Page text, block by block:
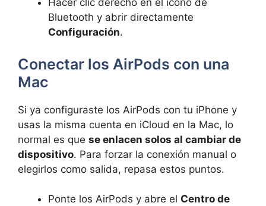
Hacer clic derecho en el icono de
Bluetooth y abrir directamente
Configuración.
Conectar los AirPods con una
Mac
Si ya configuraste los AirPods con tu iPhone y
usas la misma cuenta en iCloud en la Mac, lo
normal es que se enlacen solos al cambiar de
dispositivo. Para forzar la conexión manual o
elegirlos como salida, repasa estos puntos.
Ponte los AirPods y abre el Centro de